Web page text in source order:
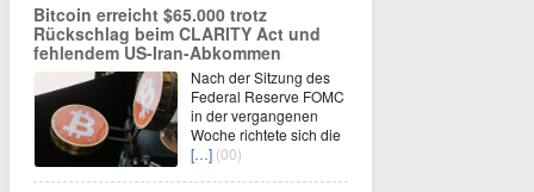
Bitcoin erreicht $65.000 trotz
Rückschlag beim CLARITY Act und
fehlendem US-Iran-Abkommen
Nach der Sitzung des
Federal Reserve FOMC
in der vergangenen
Woche richtete sich die
[…] (00)